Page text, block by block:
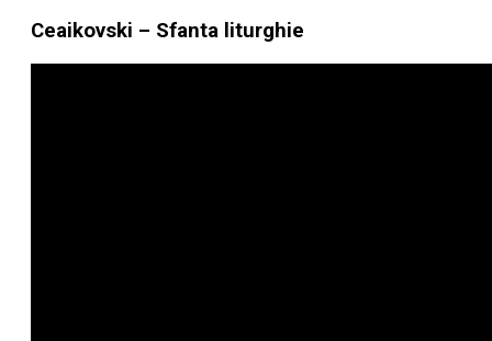
Ceaikovski – Sfanta liturghie